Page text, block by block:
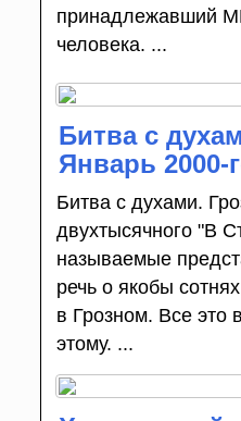
принадлежавший
человека. ...
Битва с
Январь 2000-
Битва с духами.
двухтысячного "В
называемые
речь о якобы
в Грозном. Все это
этому. ...